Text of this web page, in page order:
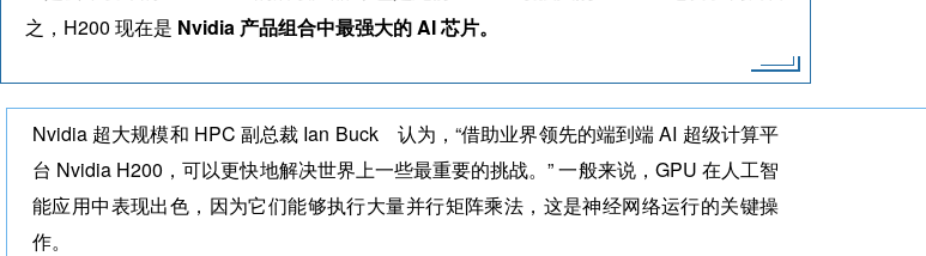
之，H200 现在是 Nvidia 产品组合中最强大的 AI 芯片。
Nvidia 超大规模和 HPC 副总裁 Ian Buck
认为，“借助业界领先的端到端 AI 超级计算平
台 Nvidia H200，可以更快地解决世界上一些最重要的挑战。” 一般来说，GPU 在人工智
能应用中表现出色，因为它们能够执行大量并行矩阵乘法，这是神经网络运行的关键操
作。